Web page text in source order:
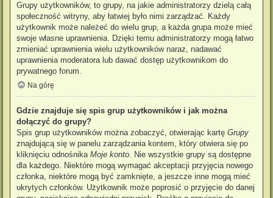
Grupy użytkowników, to grupy, na jakie administratorzy dzielą całą
społeczność witryny, aby łatwiej było nimi zarządzać. Każdy
użytkownik może należeć do wielu grup, a każda grupa może mieć
swoje własne uprawnienia. Dzięki temu administratorzy mogą łatwo
zmieniać uprawnienia wielu użytkowników naraz, nadawać
uprawnienia moderatora lub dawać dostęp użytkownikom do
prywatnego forum.
Na górę
Gdzie znajduje się spis grup użytkowników i jak można
dołączyć do grupy?
Spis grup użytkowników można zobaczyć, otwierając kartę Grupy
znajdującą się w panelu zarządzania kontem, który otwiera się po
kliknięciu odnośnika Moje konto. Nie wszystkie grupy są dostępne
dla każdego. Niektóre mogą wymagać akceptacji przyjęcia nowego
członka, niektóre mogą być zamknięte, a jeszcze inne mogą mieć
ukrytych członków. Użytkownik może poprosić o przyjęcie do danej